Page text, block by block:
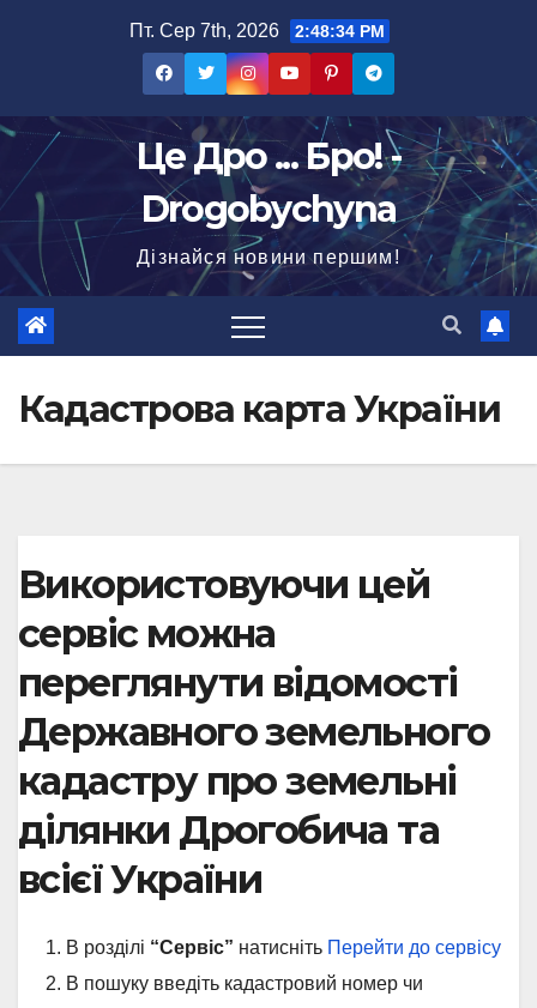
Пт. Сер 7th, 2026 2:48:35 PM
Це Дро ... Бро! -
Drogobychyna
Дізнайся новини першим!
Кадастрова карта України
Використовуючи цей
сервіс можна
переглянути відомості
Державного земельного
кадастру про земельні
ділянки Дрогобича та
всієї України
В розділі “Сервіс” натисніть Перейти до сервісу
В пошуку введіть кадастровий номер чи